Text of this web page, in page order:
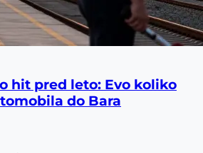
hit pred leto: Evo koliko
do Bara